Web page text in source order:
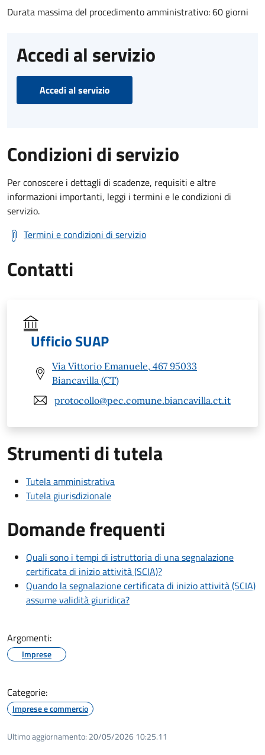
Durata massima del procedimento amministrativo: 60 giorni
Accedi al servizio
Accedi al servizio
Condizioni di servizio
Per conoscere i dettagli di scadenze, requisiti e altre
informazioni importanti, leggi i termini e le condizioni di
servizio.
Termini e condizioni di servizio
Contatti
Ufficio SUAP
Via Vittorio Emanuele, 467 95033
Biancavilla (CT)
protocollo@pec.comune.biancavilla.ct.it
Strumenti di tutela
Tutela amministrativa
Tutela giurisdizionale
Domande frequenti
Quali sono i tempi di istruttoria di una segnalazione
certificata di inizio attività (SCIA)?
Quando la segnalazione certificata di inizio attività (SCIA)
assume validità giuridica?
Argomenti:
Imprese
Categorie:
Imprese e commercio
Ultimo aggiornamento: 20/05/2026 10:25.11